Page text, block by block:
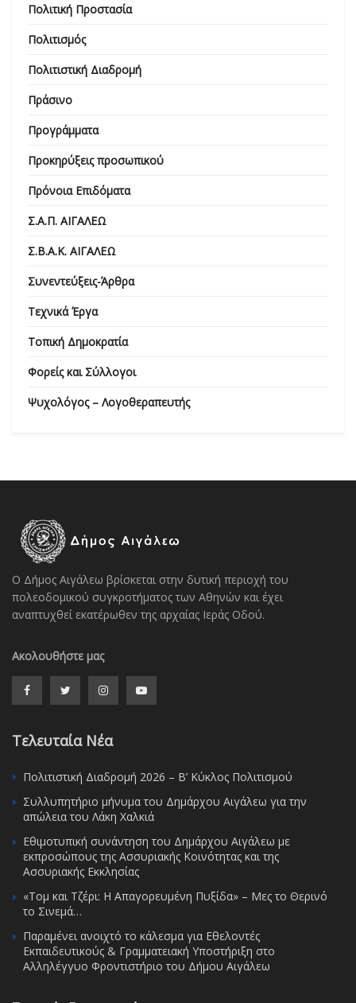
Πολιτική Προστασία
Πολιτισμός
Πολιτιστική Διαδρομή
Πράσινο
Προγράμματα
Προκηρύξεις προσωπικού
Πρόνοια Επιδόματα
Σ.Α.Π. ΑΙΓΑΛΕΩ
Σ.Β.Α.Κ. ΑΙΓΑΛΕΩ
Συνεντεύξεις-Άρθρα
Τεχνικά Έργα
Τοπική Δημοκρατία
Φορείς και Σύλλογοι
Ψυχολόγος – Λογοθεραπευτής
Ο Δήμος Αιγάλεω βρίσκεται στην δυτική περιοχή του
πολεοδομικού συγκροτήματος των Αθηνών και έχει
αναπτυχθεί εκατέρωθεν της αρχαίας Ιεράς Οδού.
Ακολουθήστε μας
Τελευταία Νέα
Πολιτιστική Διαδρομή 2026 – Β’ Κύκλος Πολιτισμού
Συλλυπητήριο μήνυμα του Δημάρχου Αιγάλεω για την
απώλεια του Λάκη Χαλκιά
Εθιμοτυπική συνάντηση του Δημάρχου Αιγάλεω με
εκπροσώπους της Ασσυριακής Κοινότητας και της
Ασσυριακής Εκκλησίας
«Τομ και Τζέρι: Η Απαγορευμένη Πυξίδα» – Μες το Θερινό
το Σινεμά…
Παραμένει ανοιχτό το κάλεσμα για Εθελοντές
Εκπαιδευτικούς & Γραμματειακή Υποστήριξη στο
Αλληλέγγυο Φροντιστήριο του Δήμου Αιγάλεω